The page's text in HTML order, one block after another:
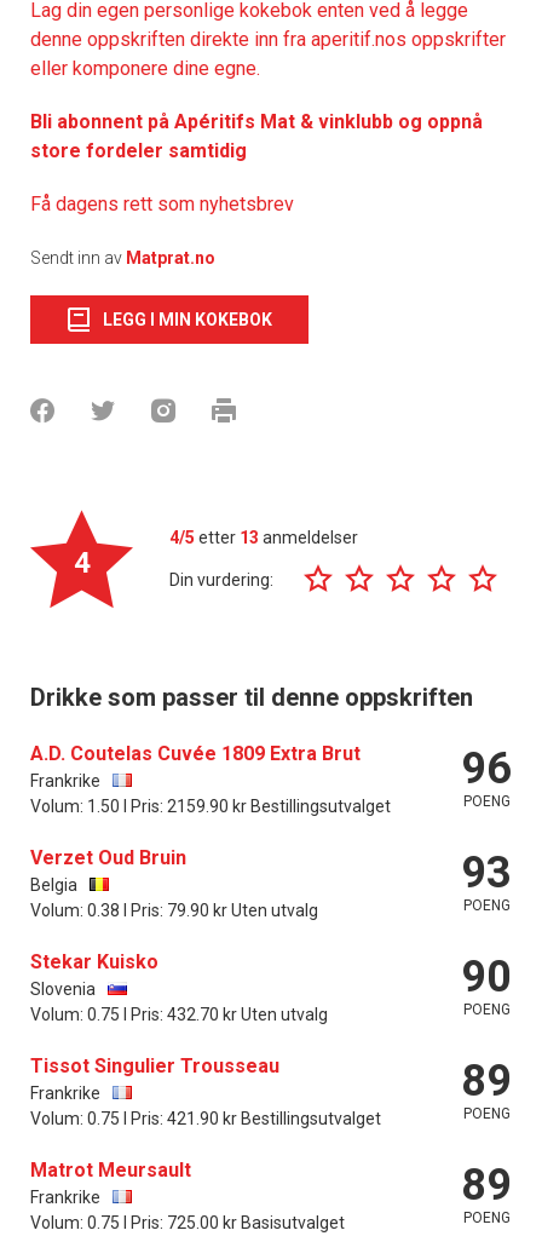
Lag din egen personlige kokebok enten ved å legge
denne oppskriften direkte inn fra aperitif.nos oppskrifter
eller komponere dine egne.
Bli abonnent på Apéritifs Mat & vinklubb og oppnå
store fordeler samtidig
Få dagens rett som nyhetsbrev
Sendt inn av Matprat.no
LEGG I MIN KOKEBOK
4
4/5 etter 13 anmeldelser
Din vurdering:
Drikke som passer til denne oppskriften
A.D. Coutelas Cuvée 1809 Extra Brut
Frankrike
Volum: 1.50 l Pris: 2159.90 kr Bestillingsutvalget
96
POENG
Verzet Oud Bruin
Belgia
Volum: 0.38 l Pris: 79.90 kr Uten utvalg
93
POENG
Stekar Kuisko
Slovenia
Volum: 0.75 l Pris: 432.70 kr Uten utvalg
90
POENG
Tissot Singulier Trousseau
Frankrike
Volum: 0.75 l Pris: 421.90 kr Bestillingsutvalget
89
POENG
Matrot Meursault
Frankrike
Volum: 0.75 l Pris: 725.00 kr Basisutvalget
89
POENG